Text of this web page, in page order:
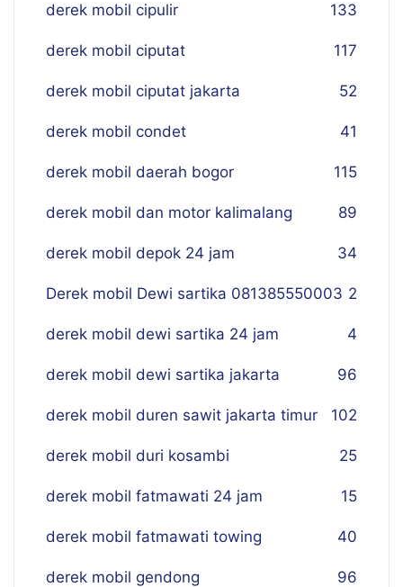
derek mobil cipulir 133
derek mobil ciputat 117
derek mobil ciputat jakarta 52
derek mobil condet 41
derek mobil daerah bogor 115
derek mobil dan motor kalimalang 89
derek mobil depok 24 jam 34
Derek mobil Dewi sartika 081385550003 2
derek mobil dewi sartika 24 jam 4
derek mobil dewi sartika jakarta 96
derek mobil duren sawit jakarta timur 102
derek mobil duri kosambi 25
derek mobil fatmawati 24 jam 15
derek mobil fatmawati towing 40
derek mobil gendong 96